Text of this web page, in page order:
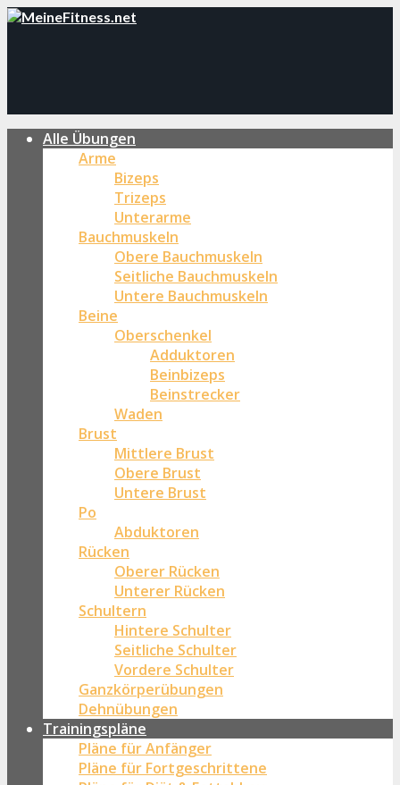
Alle Übungen
Arme
Bizeps
Trizeps
Unterarme
Bauchmuskeln
Obere Bauchmuskeln
Seitliche Bauchmuskeln
Untere Bauchmuskeln
Beine
Oberschenkel
Adduktoren
Beinbizeps
Beinstrecker
Waden
Brust
Mittlere Brust
Obere Brust
Untere Brust
Po
Abduktoren
Rücken
Oberer Rücken
Unterer Rücken
Schultern
Hintere Schulter
Seitliche Schulter
Vordere Schulter
Ganzkörperübungen
Dehnübungen
Trainingspläne
Pläne für Anfänger
Pläne für Fortgeschrittene